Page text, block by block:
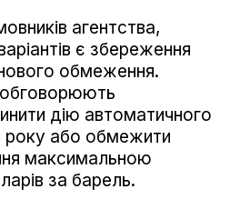
агентства,
є збереження
обмеження.
дію автоматичного
року або обмежити
максимальною
за барель.